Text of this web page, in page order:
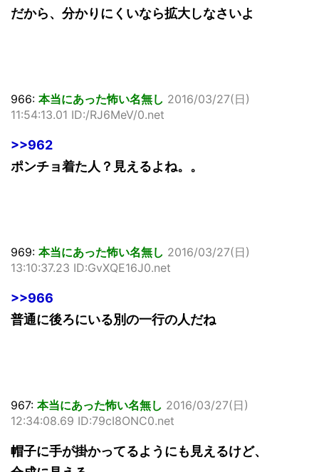
だから、分かりにくいなら拡大しなさいよ
966: 本当にあった怖い名無し 2016/03/27(日)
11:54:13.01 ID:/RJ6MeV/0.net
>>962
ポンチョ着た人？見えるよね。。
969: 本当にあった怖い名無し 2016/03/27(日)
13:10:37.23 ID:GvXQE16J0.net
>>966
普通に後ろにいる別の一行の人だね
967: 本当にあった怖い名無し 2016/03/27(日)
12:34:08.69 ID:79cI8ONC0.net
帽子に手が掛かってるようにも見えるけど、